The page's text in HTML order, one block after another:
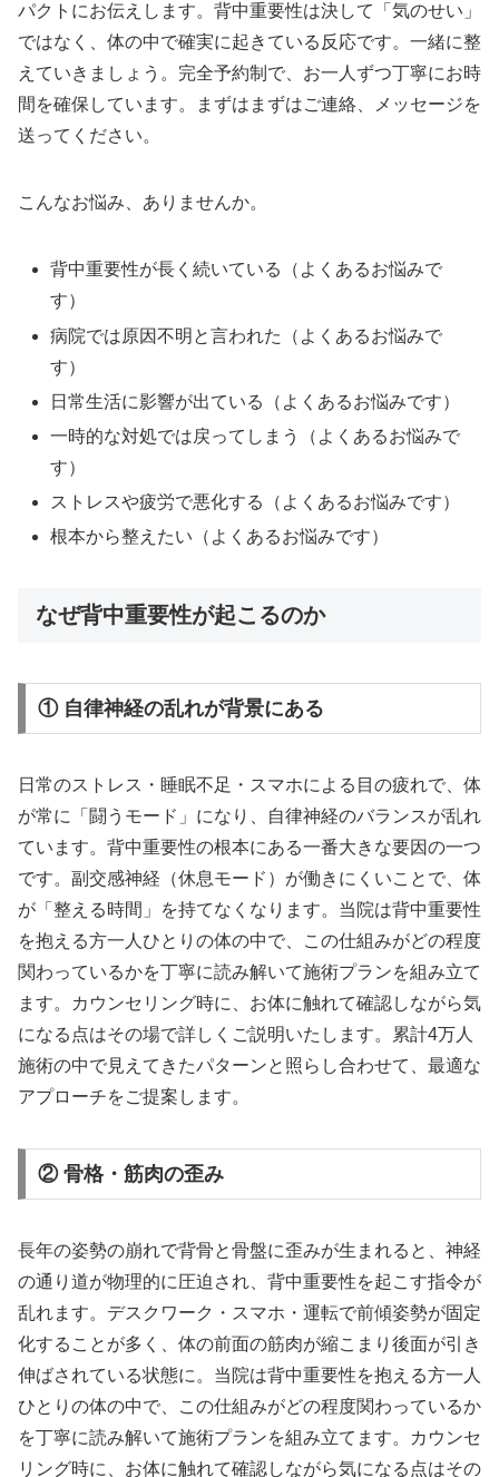
パクトにお伝えします。背中重要性は決して「気のせい」
ではなく、体の中で確実に起きている反応です。一緒に整
えていきましょう。完全予約制で、お一人ずつ丁寧にお時
間を確保しています。まずはまずはご連絡、メッセージを
送ってください。
こんなお悩み、ありませんか。
背中重要性が長く続いている（よくあるお悩みで
す）
病院では原因不明と言われた（よくあるお悩みで
す）
日常生活に影響が出ている（よくあるお悩みです）
一時的な対処では戻ってしまう（よくあるお悩みで
す）
ストレスや疲労で悪化する（よくあるお悩みです）
根本から整えたい（よくあるお悩みです）
なぜ背中重要性が起こるのか
① 自律神経の乱れが背景にある
日常のストレス・睡眠不足・スマホによる目の疲れで、体
が常に「闘うモード」になり、自律神経のバランスが乱れ
ています。背中重要性の根本にある一番大きな要因の一つ
です。副交感神経（休息モード）が働きにくいことで、体
が「整える時間」を持てなくなります。当院は背中重要性
を抱える方一人ひとりの体の中で、この仕組みがどの程度
関わっているかを丁寧に読み解いて施術プランを組み立て
ます。カウンセリング時に、お体に触れて確認しながら気
になる点はその場で詳しくご説明いたします。累計4万人
施術の中で見えてきたパターンと照らし合わせて、最適な
アプローチをご提案します。
② 骨格・筋肉の歪み
長年の姿勢の崩れで背骨と骨盤に歪みが生まれると、神経
の通り道が物理的に圧迫され、背中重要性を起こす指令が
乱れます。デスクワーク・スマホ・運転で前傾姿勢が固定
化することが多く、体の前面の筋肉が縮こまり後面が引き
伸ばされている状態に。当院は背中重要性を抱える方一人
ひとりの体の中で、この仕組みがどの程度関わっているか
を丁寧に読み解いて施術プランを組み立てます。カウンセ
リング時に、お体に触れて確認しながら気になる点はその